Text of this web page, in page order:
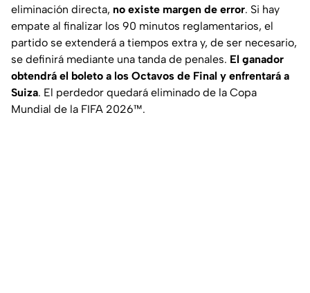
eliminación directa, no existe margen de error. Si hay
empate al finalizar los 90 minutos reglamentarios, el
partido se extenderá a tiempos extra y, de ser necesario,
se definirá mediante una tanda de penales. El ganador
obtendrá el boleto a los Octavos de Final y enfrentará a
Suiza. El perdedor quedará eliminado de la Copa
Mundial de la FIFA 2026™.